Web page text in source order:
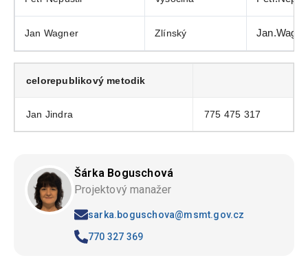
Jan Wagner Zlínský
celorepublikový metodik
Jan Jindra 775 475 317
Šárka Boguschová
Projektový manažer
sarka.boguschova@msmt.gov.cz
770 327 369